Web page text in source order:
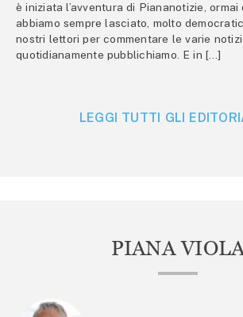
è iniziata l’avventura di Piananotizie,
abbiamo sempre lasciato, molto
nostri lettori per commentare le varie
quotidianamente pubblichiamo. E in […]
LEGGI TUTTI GLI
PIANA